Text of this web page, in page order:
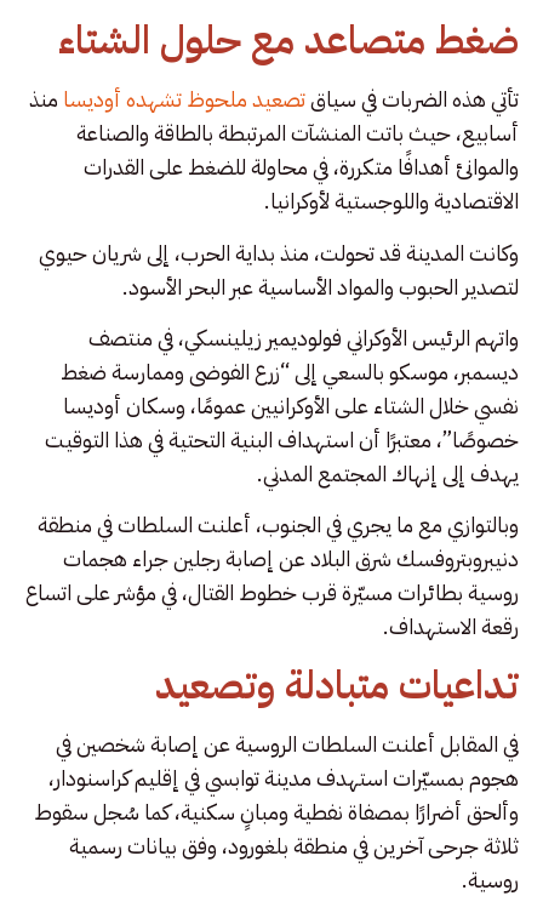
ضغط متصاعد مع حلول الشتاء
تأتي هذه الضربات في سياقتصعيد ملحوظ تشهده أوديسا منذ
أسابيع، حيث باتت المنشآت المرتبطة بالطاقة والصناعة
والموانئ أهدافًا متكررة، في محاولة للضغط على القدرات
الاقتصادية واللوجستية لأوكرانيا.
وكانت المدينة قد تحولت، منذ بداية الحرب، إلى شريان حيوي
لتصدير الحبوب والمواد الأساسية عبر البحر الأسود.
واتهم الرئيس الأوكراني فولوديمير زيلينسكي، في منتصف
ديسمبر، موسكو بالسعي إلى “زرع الفوضى وممارسة ضغط
نفسي خلال الشتاء على الأوكرانيين عمومًا، وسكان أوديسا
خصوصًا”، معتبرًا أن استهداف البنية التحتية في هذا التوقيت
يهدف إلى إنهاك المجتمع المدني.
وبالتوازي مع ما يجري في الجنوب، أعلنت السلطات في منطقة
دنيبروبتروفسك شرق البلاد عن إصابة رجلين جراء هجمات
روسية بطائرات مسيّرة قرب خطوط القتال، في مؤشر على اتساع
رقعة الاستهداف.
تداعيات متبادلة وتصعيد
في المقابل أعلنت السلطات الروسية عن إصابة شخصين في
هجوم بمسيّرات استهدف مدينة توابسي في إقليم كراسنودار،
وألحق أضرارًا بمصفاة نفطية ومبانٍ سكنية، كما سُجل سقوط
ثلاثة جرحى آخرين في منطقة بلغورود، وفق بيانات رسمية
روسية.